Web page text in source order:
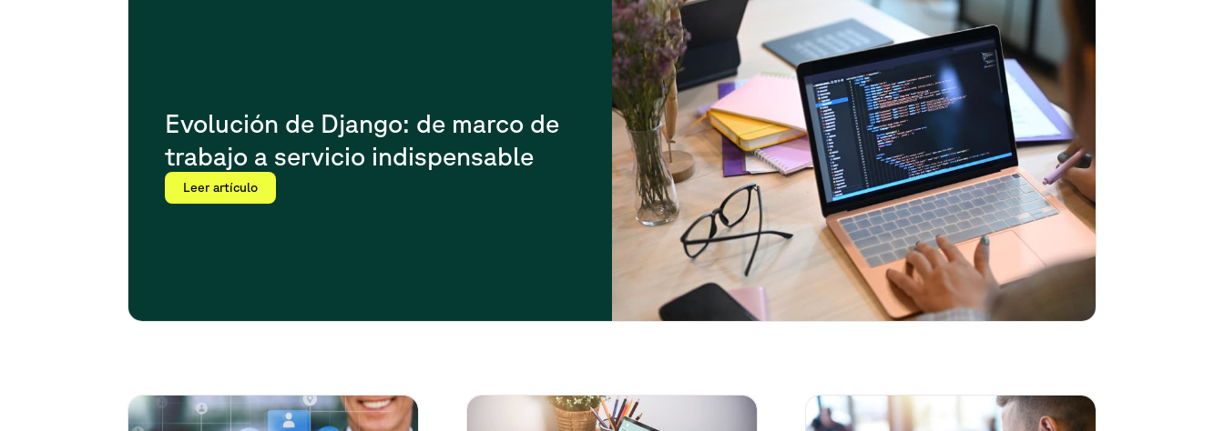
Evolución de Django: de marco de
trabajo a servicio indispensable
Leer artículo